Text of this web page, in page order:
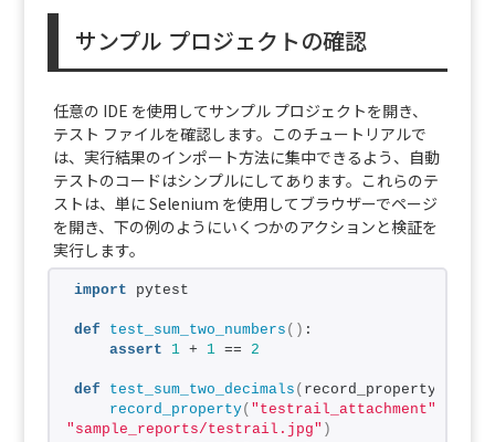
サンプル プロジェクトの確認
任意の IDE を使用してサンプル プロジェクトを開き、
テスト ファイルを確認します。このチュートリアルで
は、実行結果のインポート方法に集中できるよう、自動
テストのコードはシンプルにしてあります。これらのテ
ストは、単に Selenium を使用してブラウザーでページ
を開き、下の例のようにいくつかのアクションと検証を
実行します。
import pytest
def test_sum_two_numbers () :
assert
1 + 1 == 2
def test_sum_two_decimals ( record_property
record_property( "testrail_attachment"
"sample_reports/testrail.jpg" )